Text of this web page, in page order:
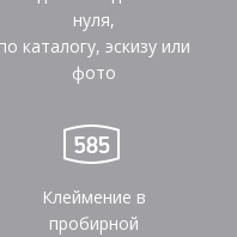
нуля,
по каталогу, эскизу или
фото
Клеймение в
пробирной